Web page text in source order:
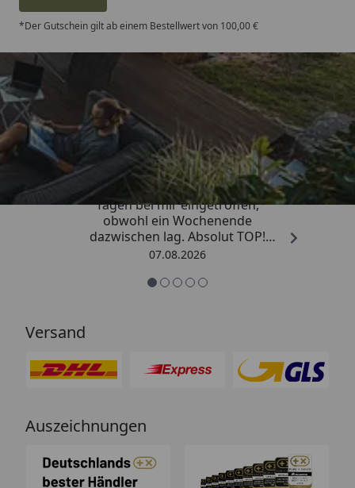
*Der Gutschein gilt ab einem Bestellwert von 100,00 €
Trusted Shops
4,81/ 5
„Die Bestellung ist innerhalb von 4
Tagen bei mir eingetroffen,
obwohl ein Wochenende
dazwischen lag. Absolut TOP!
Sicherlich nicht die letzte
so.“
07.08.2026
Versand
Auszeichnungen